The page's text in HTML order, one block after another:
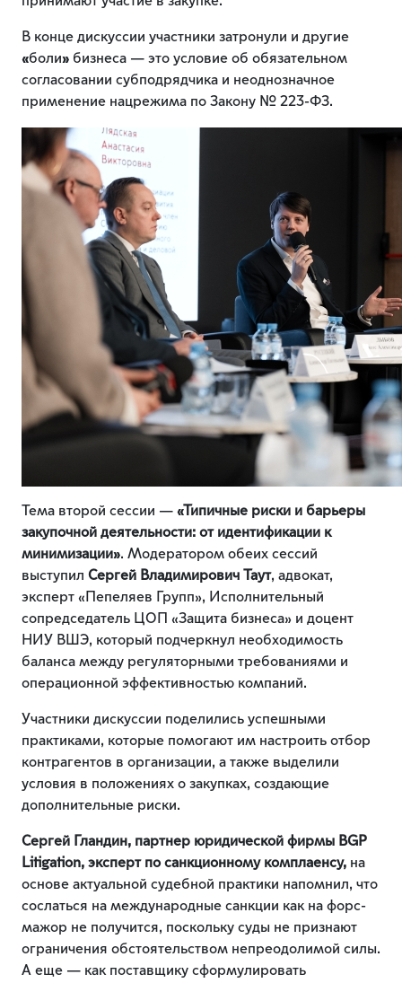
В конце дискуссии участники затронули и другие
«боли» бизнеса — это условие об обязательном
согласовании субподрядчика и неоднозначное
применение нацрежима по Закону № 223-ФЗ.
Тема второй сессии — «Типичные риски и барьеры
закупочной деятельности: от идентификации к
минимизации». Модератором обеих сессий
выступил Сергей Владимирович Таут, адвокат,
эксперт «Пепеляев Групп», Исполнительный
сопредседатель ЦОП «Защита бизнеса» и доцент
НИУ ВШЭ, который подчеркнул необходимость
баланса между регуляторными требованиями и
операционной эффективностью компаний.
Участники дискуссии поделились успешными
практиками, которые помогают им настроить отбор
контрагентов в организации, а также выделили
условия в положениях о закупках, создающие
дополнительные риски.
Сергей Гландин, партнер юридической фирмы BGP
Litigation, эксперт по санкционному комплаенсу, на
основе актуальной судебной практики напомнил, что
сослаться на международные санкции как на форс-
мажор не получится, поскольку суды не признают
ограничения обстоятельством непреодолимой силы.
А еще — как поставщику сформулировать